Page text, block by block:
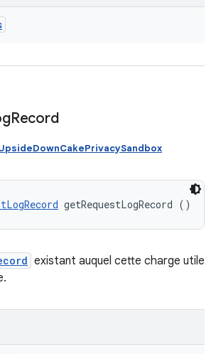
Record
getRequestLogRecord ()
existant auquel cette charge utile